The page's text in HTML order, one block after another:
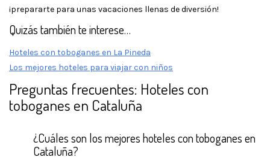
¡prepararte para unas vacaciones llenas de diversión!
Quizás también te interese…
Hoteles con toboganes en La Pineda
Los mejores hoteles para viajar con niños
Preguntas frecuentes: Hoteles con
toboganes en Cataluña
¿Cuáles son los mejores hoteles con toboganes en
Cataluña?